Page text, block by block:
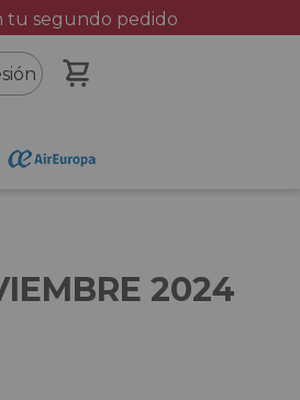
tu segundo pedido
2024